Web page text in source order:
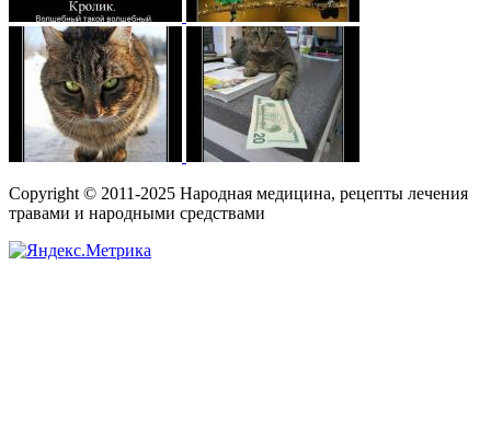
Copyright © 2011-2025 Народная медицина, рецепты лечения
травами и народными средствами